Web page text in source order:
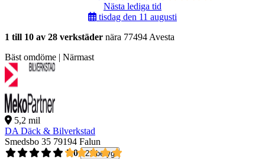
Nästa lediga tid
tisdag den 11 augusti
1 till 10 av 28 verkstäder nära 77494 Avesta
Bäst omdöme | Närmast
5,2 mil
DA Däck & Bilverkstad
Smedsbo 35 79194 Falun
5,0
21 betyg